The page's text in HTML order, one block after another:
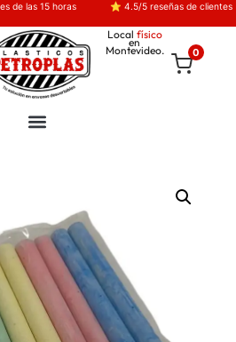
de las 15 horas ⭐ 4.5/5 reseñas de clientes
Local físico
en
Montevideo. 0